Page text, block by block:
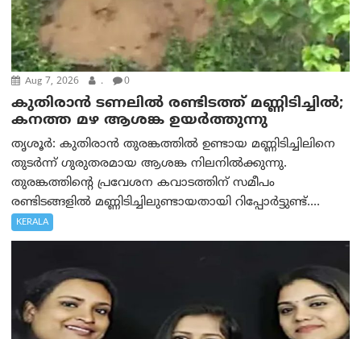
Aug 7, 2026 . 0
കുതിരാൻ ടണലിൽ രണ്ടിടത്ത് മണ്ണിടിച്ചിൽ;
കനത്ത മഴ ആശങ്ക ഉയർത്തുന്നു
തൃശൂർ: കുതിരാൻ തുരങ്കത്തിൽ ഉണ്ടായ മണ്ണിടിച്ചിലിനെ
തുടർന്ന് ഗുരുതരമായ ആശങ്ക നിലനിൽക്കുന്നു.
തുരങ്കത്തിന്റെ പ്രവേശന കവാടത്തിന് സമീപം
രണ്ടിടങ്ങളിൽ മണ്ണിടിച്ചിലുണ്ടായതായി റിപ്പോർട്ടുണ്ട്....
KERALA